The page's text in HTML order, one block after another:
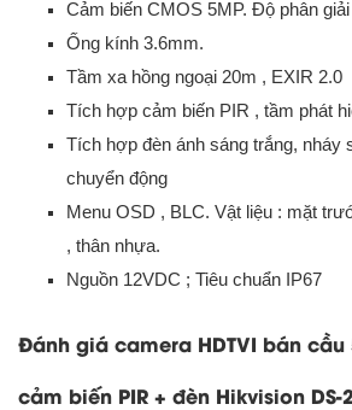
Cảm biến CMOS 5MP. Độ phân
Ống kính 3.6mm.
Tầm xa hồng ngoại 20m , EXIR 2.0
Tích hợp cảm biến PIR , tầm phát
Tích hợp đèn ánh sáng trắng, nháy
chuyển động
Menu OSD , BLC. Vật liệu : mặt
, thân nhựa.
Nguồn 12VDC ; Tiêu chuẩn IP67
Đánh giá camera HDTVI bán cầu
cảm biến PIR + đèn Hikvision DS-